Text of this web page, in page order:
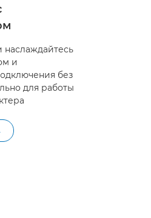
наслаждайтесь
и
без
для работы